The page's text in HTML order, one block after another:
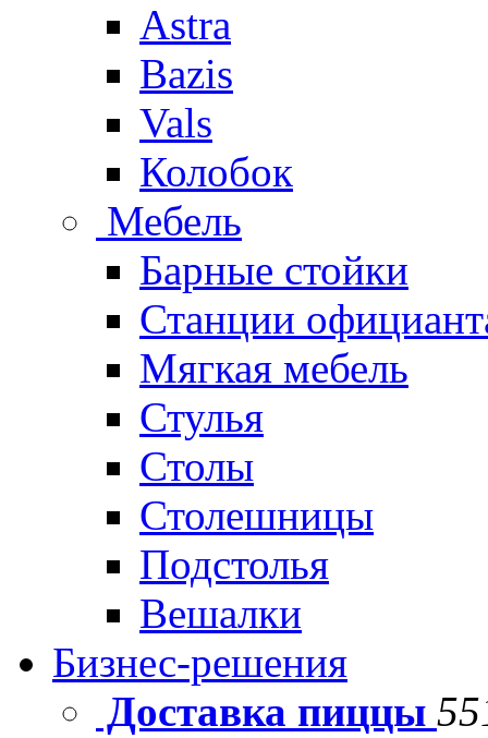
Astra
Bazis
Vals
Колобок
Мебель
Барные стойки
Станции
Мягкая мебель
Стулья
Столы
Столешницы
Подстолья
Вешалки
Бизнес-решения
Доставка пиццы